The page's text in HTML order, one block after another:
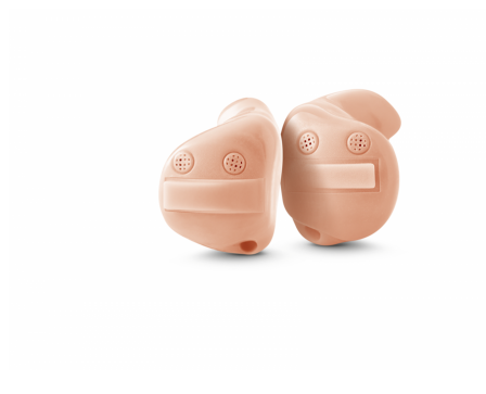
Oticon hoorapparaten Phonak Infinio
Signia SilkFilters Domes
Oticon Intent 1 - Oplaadbaar
De Oticon Intent is het nieuwste hoorapparaat van dit moment.